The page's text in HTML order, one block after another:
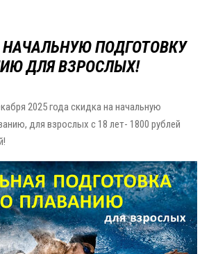
ПОДГОТОВКУ
ДЛЯ ВЗРОСЛЫХ!
2025 года скидка на начальную
для взрослых с 18 лет- 1800 рублей